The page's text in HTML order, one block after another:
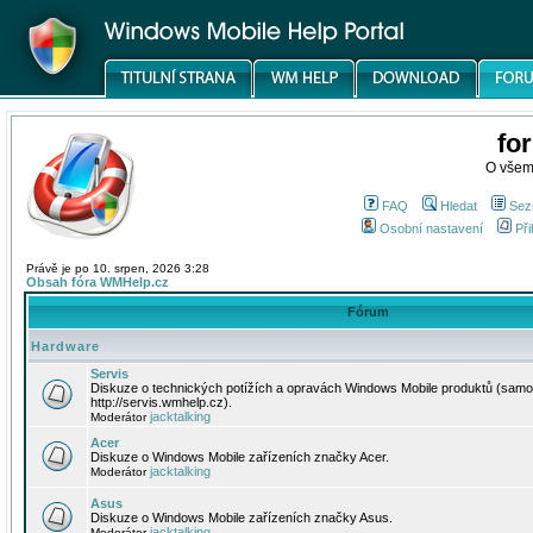
O
FAQ Hledat
Osobní nastavení
Právě je po 10. srpen, 2026 3:28
Obsah fóra WMHelp.cz
Fórum
Hardware
Servis
Diskuze o technických potížích a opravách Windows Mobile produktů
http://servis.wmhelp.cz).
Moderátorjacktalking
Acer
Diskuze o Windows Mobile zařízeních značky Acer.
Moderátorjacktalking
Asus
Diskuze o Windows Mobile zařízeních značky Asus.